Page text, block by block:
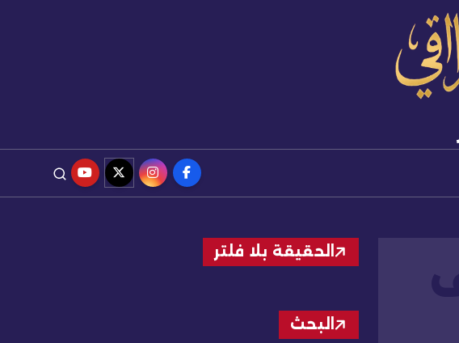
الحقيقة بلا فلتر
البحث